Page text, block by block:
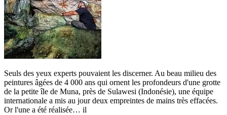
Seuls des yeux experts pouvaient les discerner. Au beau milieu des
peintures âgées de 4 000 ans qui ornent les profondeurs d'une grotte
de la petite île de Muna, près de Sulawesi (Indonésie), une équipe
internationale a mis au jour deux empreintes de mains très effacées.
Or l'une a été réalisée… il